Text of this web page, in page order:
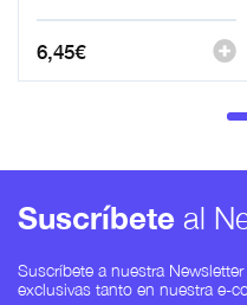
6,45€
Suscríbete al
Suscríbete a nuestra
exclusivas tanto en nuestra e-